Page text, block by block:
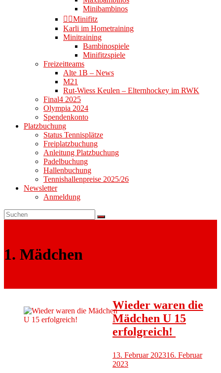
Minibambinos
👉🏻Minifitz
Karli im Hometraining
Minitraining
Bambinospiele
Minifitzspiele
Freizeitteams
Alte 1B – News
M21
Rut-Wiess Keulen – Elternhockey im RWK
Final4 2025
Olympia 2024
Spendenkonto
Platzbuchung
Status Tennisplätze
Freiplatzbuchung
Anleitung Platzbuchung
Padelbuchung
Hallenbuchung
Tennishallenpreise 2025/26
Newsletter
Anmeldung
1. Mädchen
Wieder waren die
Mädchen U 15
erfolgreich!
13. Februar 202316. Februar
2023